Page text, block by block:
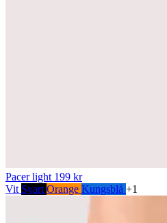
Pacer light 199 kr
Vit Svart Orange Kungsblå +1